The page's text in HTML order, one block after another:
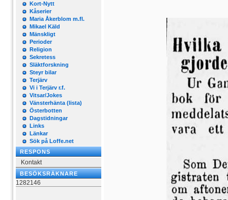
Kort-Nytt
Kåserier
Maria Åkerblom m.fl.
Mikael Käld
Mänskligt
Perioder
Religion
Sekretess
Släktforskning
Steyr bilar
Terjärv
Vi i Terjärv r.f.
Vitsar/Jokes
Vänsterhänta (lista)
Österbotten
Dagstidningar
Links
Länkar
Sök på Loffe.net
RESPONS
Kontakt
BESÖKSRÄKNARE
1282146